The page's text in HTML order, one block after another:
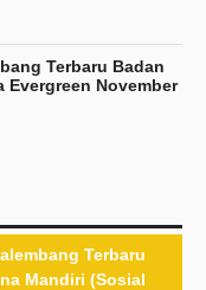
Terbaru Badan
Evergreen November
Terbaru
Mandiri (Sosial